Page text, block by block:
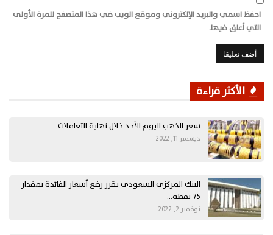
احفظ اسمي والبريد الإلكتروني وموقع الويب في هذا المتصفح للمرة الأولى
التي أعلق فيها.
الأكثر قراءة
سعر الذهب اليوم الأحد خلال نهاية التعاملات
ديسمبر 11, 2022
البنك المركزي السعودي يقرر رفع أسعار الفائدة بمقدار
75 نقطة…
نوفمبر 2, 2022